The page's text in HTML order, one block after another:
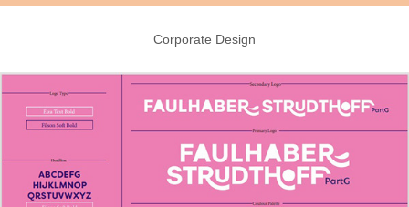
Corporate Design